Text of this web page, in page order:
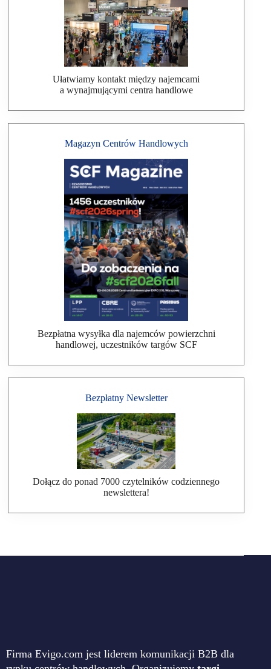
Ułatwiamy kontakt między najemcami
a wynajmującymi centra handlowe
Magazyn Centrów Handlowych
Bezpłatna wysyłka dla najemców powierzchni
handlowej, uczestników targów SCF
Bezpłatny Newsletter
Dołącz do ponad 7000 czytelników codziennego
newslettera!
Firma Evigo.com jest liderem komunikacji B2B dla